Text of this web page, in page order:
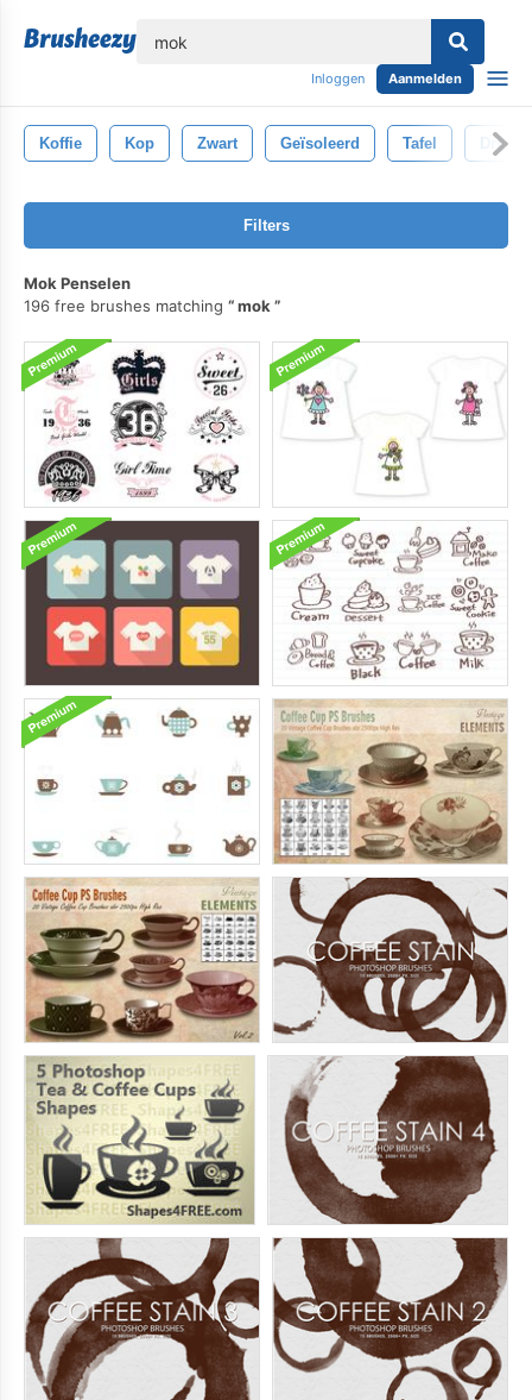
Inloggen Aanmelden
Koffie Kop Zwart Geïsoleerd Tafel
Filters
Mok Penselen
196 free brushes matching
mok